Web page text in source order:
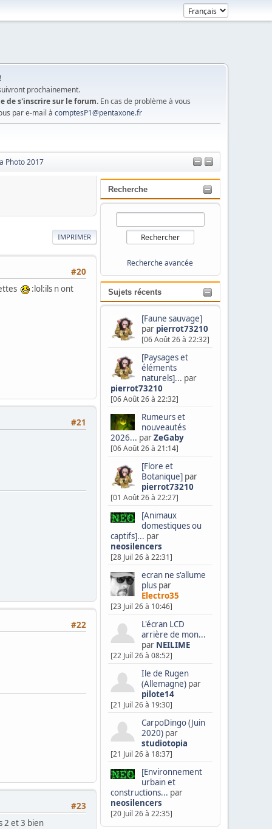
prochainement.
de s'inscrire sur le forum. En cas de problème à vous
par e-mail à comptesP1@pentaxone.fr
Photo 2017
Recherche
Recherche avancée
Sujets récents
[Faune sauvage]
par pierrot73210
[06 Août 26 à 22:32]
[Paysages et
éléments
naturels]... par
pierrot73210
[06 Août 26 à 22:32]
Rumeurs et
nouveautés
2026... parZeGaby
[06 Août 26 à 21:14]
[Flore et
Botanique]par
pierrot73210
[01 Août 26 à 22:27]
[Animaux
domestiques ou
captifs]... par
neosilencers
[28 Juil 26 à 22:31]
ecran ne s'allume
pluspar
Electro35
[23 Juil 26 à 10:46]
L'écran LCD
arrière de mon...
par NEILIME
[22 Juil 26 à 08:52]
Ile de Rugen
(Allemagne)par
pilote14
[21 Juil 26 à 19:30]
CarpoDingo (Juin
2020)par
studiotopia
[21 Juil 26 à 18:37]
[Environnement
urbain et
constructions... par
neosilencers
[20 Juil 26 à 22:35]
IMPRIMER
#20
:lol:ils n ont
#21
#22
#23
2 et 3 bien